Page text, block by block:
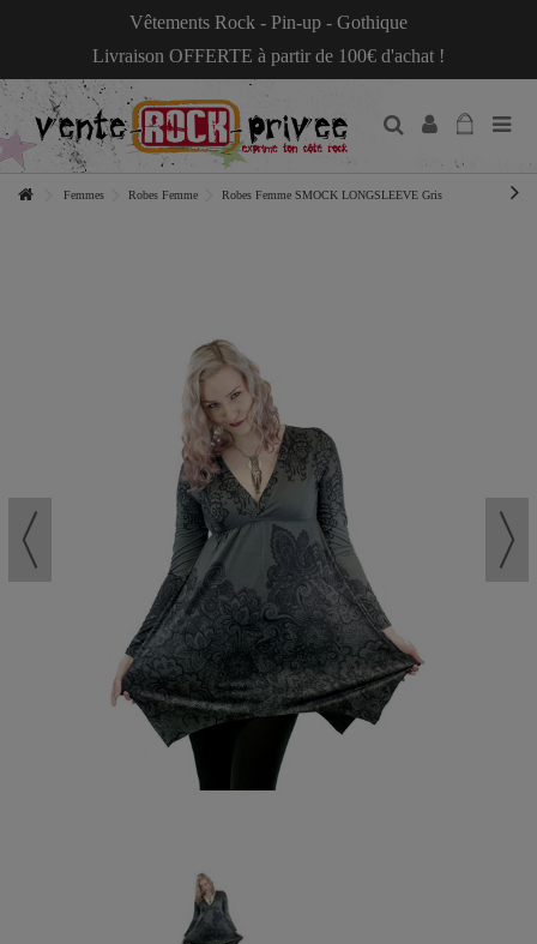
Vêtements Rock - Pin-up - Gothique
Livraison OFFERTE à partir de 100€ d'achat !
Femmes Robes Femme Robes Femme SMOCK LONGSLEEVE Gris